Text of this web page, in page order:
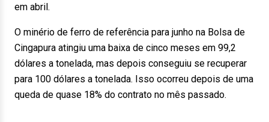
em abril.
O minério de ferro de referência para junho na Bolsa de
Cingapura atingiu uma baixa de cinco meses em 99,2
dólares a tonelada, mas depois conseguiu se recuperar
para 100 dólares a tonelada. Isso ocorreu depois de uma
queda de quase 18% do contrato no mês passado.